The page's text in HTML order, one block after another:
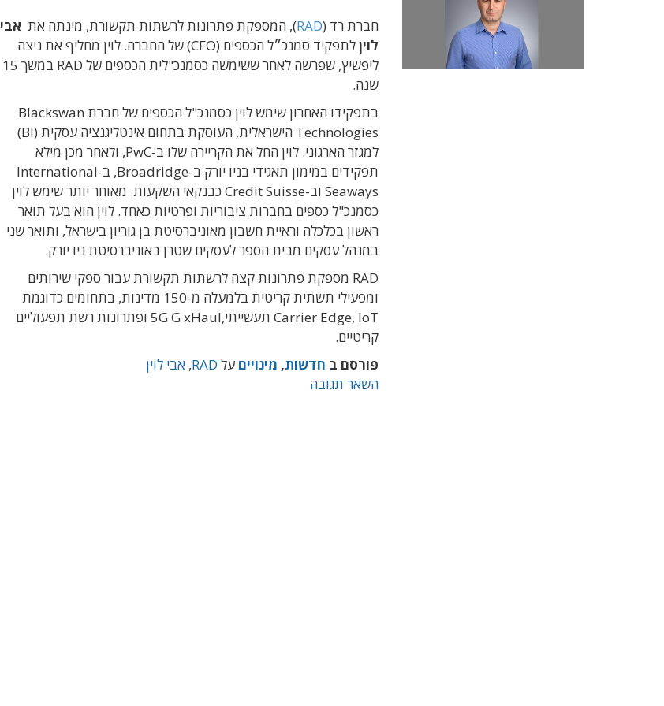
חברת רד (RAD
), המספקת פתרונות לרשתות תקשורת, מינתה את אבי
לוין
לתפקיד סמנכ״ל הכספים (CFO) של החברה. לוין מחליף את ניצה
ליפשיץ, שפרשה לאחר ששימשה כסמנכ"לית הכספים של RAD במשך 15
שנה.
בתפקידו האחרון שימש לוין כסמנכ"ל הכספים של חברת Blackswan
Technologies הישראלית, העוסקת בתחום אינטליגנציה עסקית (BI)
למגזר הארגוני.
לוין החל את הקריירה שלו ב-PwC, ולאחר מכן מילא
תפקידים במימון תאגידי בניו יורק ב-Broadridge, ב-International
Seaways וב-Credit Suisse כבנקאי השקעות. מאוחר יותר שימש לוין
כסמנכ"ל כספים בחברות ציבוריות ופרטיות כאחד. לוין הוא בעל תואר
ראשון בכלכלה וראיית חשבון מאוניברסיטת בן גוריון בישראל, ותואר שני
במנהל עסקים מבית הספר לעסקים שטרן באוניברסיטת ניו יורק.
RAD מספקת פתרונות קצה לרשתות תקשורת עבור
ספקי שירותים
ומפעילי תשתית קריטית בלמעלה מ-150 מדינות, בתחומים כדוגמת
Carrier Edge, IoT תעשייתי,5G G xHaul ופתרונות רשת תפעוליים
קריטיים.
פורסם ב חדשות, מינויים על RAD
, אבי לוין
השאר תגובה